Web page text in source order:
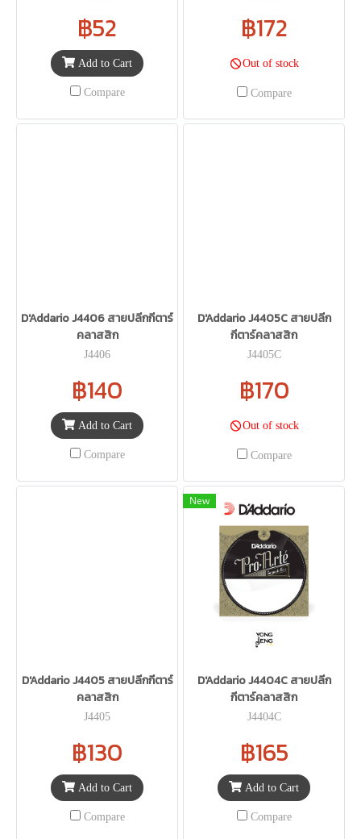
฿52
Add to Cart
Compare
฿172
Out of stock
Compare
D'Addario J4406 สายปลีกกีตาร์
คลาสสิก
J4406
฿140
Add to Cart
Compare
D'Addario J4405C สายปลีก
กีตาร์คลาสสิก
J4405C
฿170
Out of stock
Compare
D'Addario J4405 สายปลีกกีตาร์
คลาสสิก
J4405
฿130
Add to Cart
Compare
New
D'Addario J4404C สายปลีก
กีตาร์คลาสสิก
J4404C
฿165
Add to Cart
Compare